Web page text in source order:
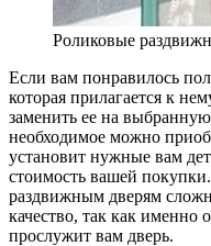
Роликовые
Если вам понравилось
которая прилагается к
заменить ее на
необходимое можно
установит нужные вам
стоимость вашей покупки.
раздвижным дверям
качество, так как именно
прослужит вам дверь.